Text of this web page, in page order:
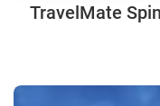
TravelMate